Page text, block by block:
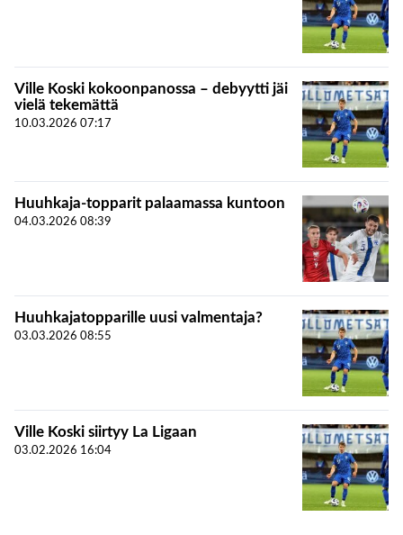
Ville Koski kokoonpanossa – debyytti jäi
vielä tekemättä
10.03.2026 07:17
Huuhkaja-topparit palaamassa kuntoon
04.03.2026 08:39
Huuhkajatopparille uusi valmentaja?
03.03.2026 08:55
Ville Koski siirtyy La Ligaan
03.02.2026 16:04